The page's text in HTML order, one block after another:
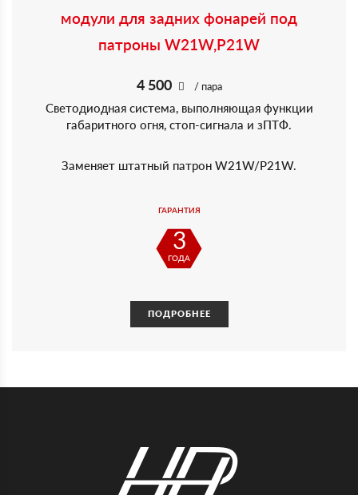
модули для задних фонарей под
патроны W21W,P21W
4 500 / пара
Светодиодная система, выполняющая функции
габаритного огня, стоп-сигнала и зПТФ.
Заменяет штатный патрон W21W/P21W.
ГАРАНТИЯ
3
ГОДА
ПОДРОБНЕЕ